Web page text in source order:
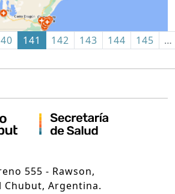
141 142 143 144 145 …
555 - Rawson,
Chubut, Argentina.